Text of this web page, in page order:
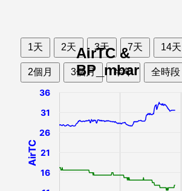
1天 2天 3天 7天 14天
2個月 3個月 半年 全時段
AirTC &
BP_mbar
AirTC
16
21
26
31
36